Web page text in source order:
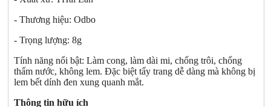
- Thương hiệu: Odbo
- Trọng lượng: 8g
Tính năng nổi bật: Làm cong, làm dài mi, chống trôi, chống
thấm nước, không lem. Đặc biệt tẩy trang dễ dàng mà không bị
lem bết dính đen xung quanh mắt.
Thông tin hữu ích